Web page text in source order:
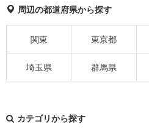
周辺の都道府県から探す
関東 東京都
埼玉県 群馬県
カテゴリから探す